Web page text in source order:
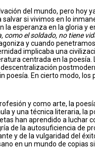
del mundo, pero hoy
si vivimos en lo
la esperanza en la gloria y
como el soldado, no tiene
y cuando
implicaba una
centrada en la poesía.
poesía. En cierto modo, los
y como arte, la
y una técnica literaria, la
han aprendido a luchar
de la autosuficiencia de
y de la vulgaridad del
en un mundo de copias